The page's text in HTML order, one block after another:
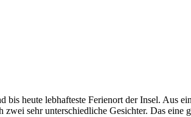
heute lebhafteste Ferienort der Insel. Aus
sehr unterschiedliche Gesichter. Das eine